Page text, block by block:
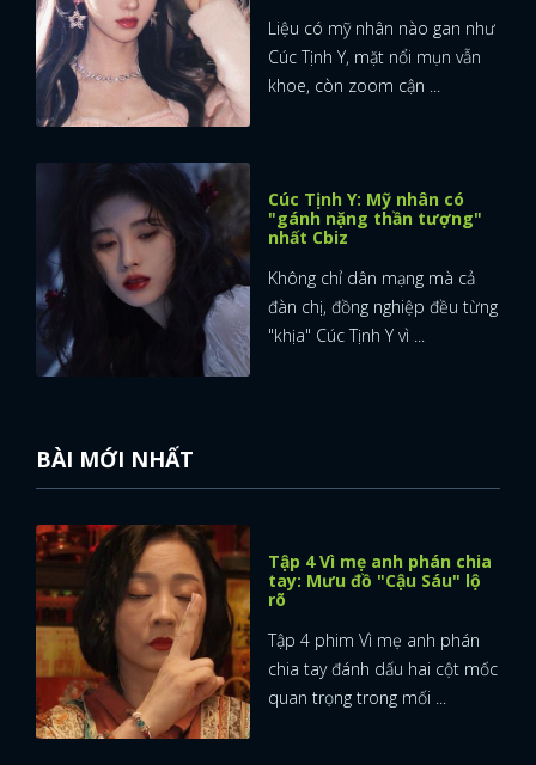
Liệu có mỹ nhân nào gan như
Cúc Tịnh Y, mặt nổi mụn vẫn
khoe, còn zoom cận ...
Cúc Tịnh Y: Mỹ nhân có
"gánh nặng thần tượng"
nhất Cbiz
Không chỉ dân mạng mà cả
đàn chị, đồng nghiệp đều từng
"khịa" Cúc Tịnh Y vì ...
BÀI MỚI NHẤT
Tập 4 Vì mẹ anh phán chia
tay: Mưu đồ "Cậu Sáu" lộ
rõ
Tập 4 phim Vì mẹ anh phán
chia tay đánh dấu hai cột mốc
quan trọng trong mối ...